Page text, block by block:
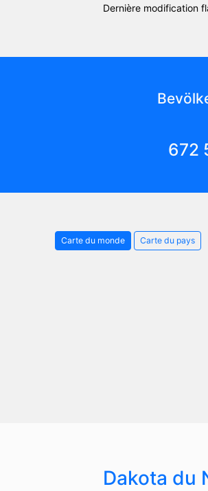
Dernière modification
672
Carte du monde Carte du pays
Dakota du